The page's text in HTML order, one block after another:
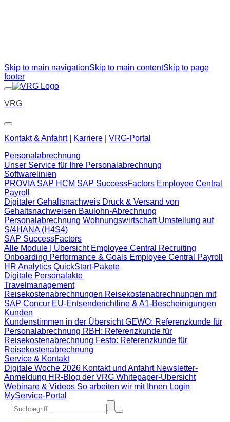
Skip to main navigationSkip to main contentSkip to page
footer
VRG
Kontakt & Anfahrt| Karriere
VRG-Portal
Personalabrechnung
Unser Service für Ihre Personalabrechnung
Softwarelinien
PROVIA SAP HCM SAP SuccessFactors Employee Central
Payroll
Digitaler Gehaltsnachweis Druck & Versand von
Gehaltsnachweisen Baulohn-Abrechnung
Personalabrechnung Wohnungswirtschaft Umstellung auf
S/4HANA (H4S4)
SAP SuccessFactors
Alle Module | Übersicht Employee Central
Recruiting
Onboarding Performance & Goals Employee Central Payroll
HR Analytics QuickStart-Pakete
Digitale Personalakte
Travelmanagement
Reisekostenabrechnungen Reisekostenabrechnungen mit
SAP Concur EU-Entsenderichtline & A1-Bescheinigungen
Kunden
Kundenstimmen in der ÜbersichtGEWO: Referenzkunde für
Personalabrechnung RBH: Referenzkunde für
Reisekostenabrechnung Festo: Referenzkunde für
Reisekostenabrechnung
Service & Kontakt
Digitale Woche 2026 Kontakt und Anfahrt Newsletter-
Anmeldung HR-Blog der VRG Whitepaper-Übersicht
Webinare & Videos So arbeiten wir mit Ihnen Login
MyService-Portal